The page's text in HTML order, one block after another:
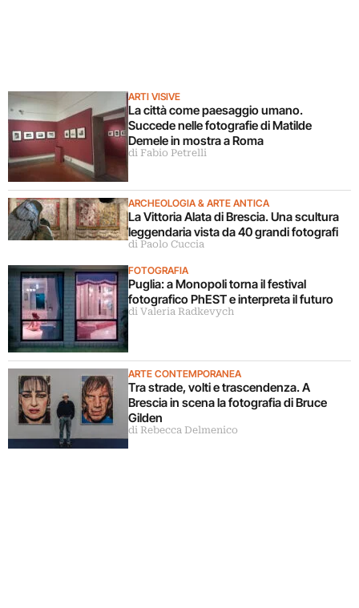
ARTI VISIVE
La città come paesaggio umano.
Succede nelle fotografie di Matilde
Demele in mostra a Roma
di Fabio Petrelli
ARCHEOLOGIA & ARTE ANTICA
La Vittoria Alata di Brescia. Una scultura
leggendaria vista da 40 grandi fotografi
di Paolo Cuccia
FOTOGRAFIA
Puglia: a Monopoli torna il festival
fotografico PhEST e interpreta il futuro
di Valeria Radkevych
ARTE CONTEMPORANEA
Tra strade, volti e trascendenza. A
Brescia in scena la fotografia di Bruce
Gilden
di Rebecca Delmenico